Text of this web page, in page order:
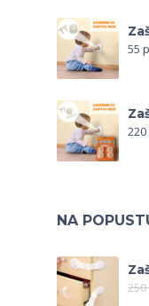
55
220
NA
250